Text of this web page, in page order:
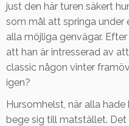
just den här turen säkert
som mål att springa
alla möjliga genvägar.
att han är intresserad av
classic någon vinter
igen?
Hursomhelst, när alla
bege sig till matstället.